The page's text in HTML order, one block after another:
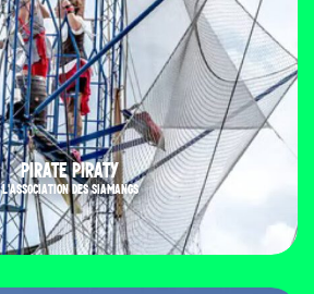
PIRATE PIRATY
L'ASSOCIATION DES SIAMANGS